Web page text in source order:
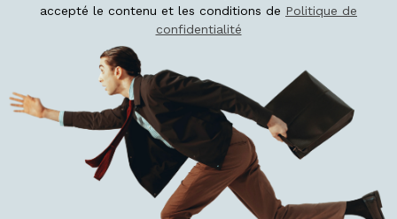
accepté le contenu et les conditions de Politique de
confidentialité